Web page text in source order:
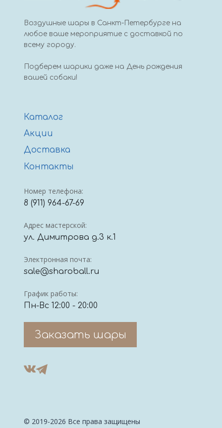
Воздушные шары в Санкт-Петербурге на
любое ваше мероприятие с доставкой по
всему городу.
Подберем шарики даже на День рождения
вашей собаки!
Каталог
Акции
Доставка
Контакты
Номер телефона:
8 (911) 964-67-69
Адрес мастерской:
ул. Димитрова д.3 к.1
Электронная почта:
sale@sharoball.ru
График работы:
Пн-Вс 12:00 - 20:00
Заказать шары
© 2019-2026 Все права защищены